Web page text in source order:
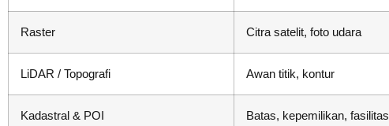
Raster Citra satelit, foto udara
LiDAR / Topografi Awan titik, kontur
Kadastral & POI Batas, kepemilikan, fasilitas